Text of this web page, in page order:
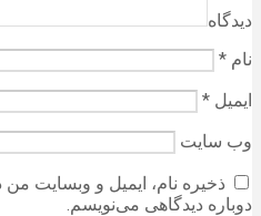
دیدگاه
نام *
ایمیل *
وب‌ سایت
ذخیره نام، ایمیل و وبسایت
دوباره دیدگاهی می‌نویسم.